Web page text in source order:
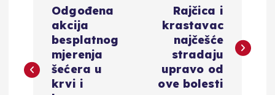
v
Odgođena
akcija
besplatnog
mjerenja
šećera u
krvi i
Rajčica i
krastavac
najčešće
stradaju
upravo od
ove bolesti